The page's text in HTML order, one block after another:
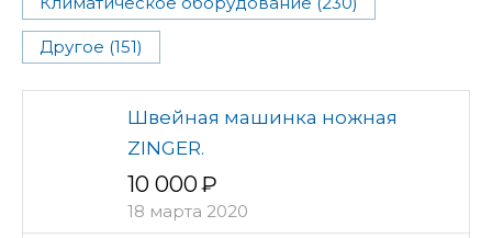
Другое (151)
Швейная машинка ножная
ZINGER.
10 000
18 марта 2020